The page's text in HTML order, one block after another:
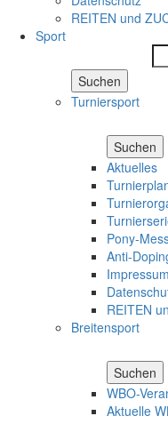
REITEN und
Sport
Suchen
Turniersport
Suchen
Aktuelles
Pony-
Anti-
Impressum
REITEN
Breitensport
Suchen
WBO-
Aktuelle